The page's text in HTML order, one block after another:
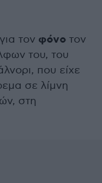
τον φόνο τον
του, του
που είχε
σε λίμνη
στη